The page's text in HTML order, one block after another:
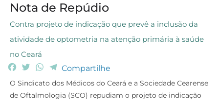
Nota de Repúdio
Contra projeto de indicação que prevê a inclusão da
atividade de optometria na atenção primária à saúde
no Ceará
F
c
e
i
t
W
a
t
T
l
e
Compartilhe
O Sindicato dos Médicos do Ceará e a Sociedade Cearense
de Oftalmologia (SCO) repudiam o projeto de indicação